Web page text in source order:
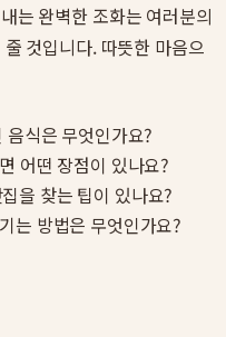
는 완벽한 조화는 여러분의
것입니다. 따뜻한 마음으
식은 무엇인가요?
어떤 장점이 있나요?
을 찾는 팁이 있나요?
는 방법은 무엇인가요?